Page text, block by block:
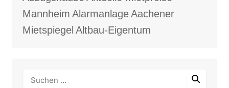
Mannheim AlarmanlageAachener
Mietspiegel Altbau-Eigentum